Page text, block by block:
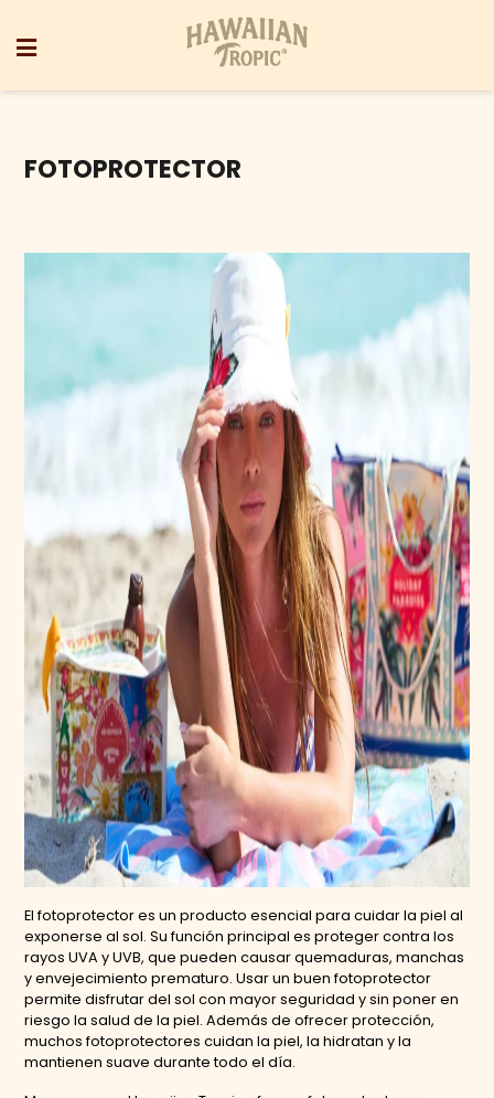
FOTOPROTECTOR
El fotoprotector es un producto esencial para cuidar la piel al
exponerse al sol. Su función principal es proteger contra los
rayos UVA y UVB, que pueden causar quemaduras, manchas
y envejecimiento prematuro. Usar un buen fotoprotector
permite disfrutar del sol con mayor seguridad y sin poner en
riesgo la salud de la piel. Además de ofrecer protección,
muchos fotoprotectores cuidan la piel, la hidratan y la
mantienen suave durante todo el día.